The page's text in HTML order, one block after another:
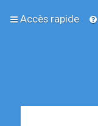
Accès rapide